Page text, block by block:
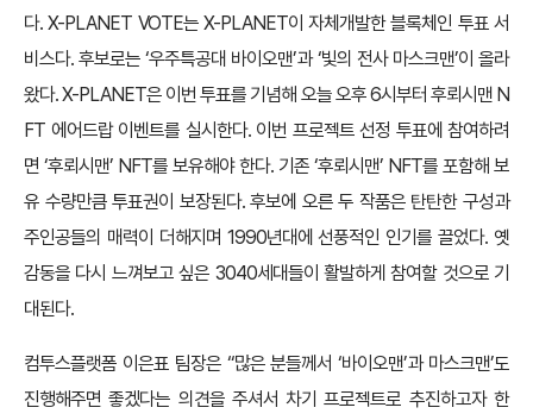
다. X-PLANET VOTE는 X-PLANET이 자체개발한 블록체인 투표 서
비스다. 후보로는 ‘우주특공대 바이오맨’과 ‘빛의 전사 마스크맨’이 올라
왔다. X-PLANET은 이번 투표를 기념해 오늘 오후 6시부터 후뢰시맨 N
FT 에어드랍 이벤트를 실시한다. 이번 프로젝트 선정 투표에 참여하려
면 ‘후뢰시맨’ NFT를 보유해야 한다. 기존 ‘후뢰시맨’ NFT를 포함해 보
유 수량만큼 투표권이 보장된다. 후보에 오른 두 작품은 탄탄한 구성과
주인공들의 매력이 더해지며 1990년대에 선풍적인 인기를 끌었다. 옛
감동을 다시 느껴보고 싶은 3040세대들이 활발하게 참여할 것으로 기
대된다.
컴투스플랫폼 이은표 팀장은 “많은 분들께서 ‘바이오맨’과 마스크맨’도
진행해주면 좋겠다는 의견을 주셔서 차기 프로젝트로 추진하고자 한